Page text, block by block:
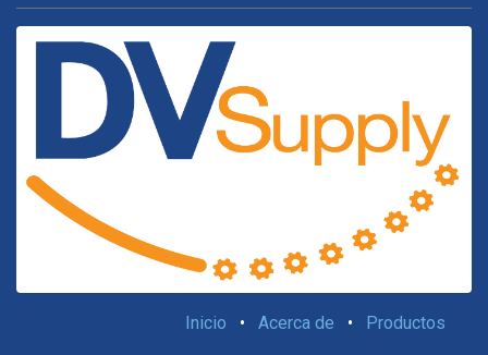
Inicio • Acerca de • Productos